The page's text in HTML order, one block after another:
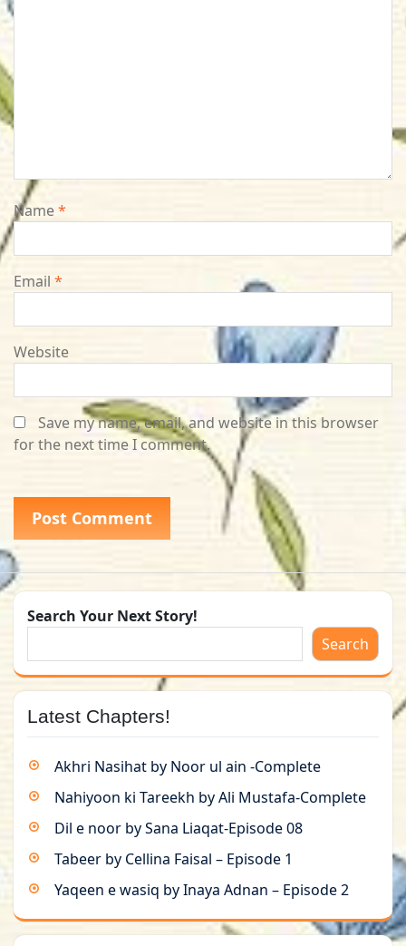
Name*
Email *
Website
Save my name, email, and website in this browser
for the next time I comment.
Search Your Next Story!
Search
Latest Chapters!
Akhri Nasihat by Noor ul ain -Complete
Nahiyoon ki Tareekh by Ali Mustafa-Complete
Dil e noor by Sana Liaqat-Episode 08
Tabeer by Cellina Faisal – Episode 1
Yaqeen e wasiq by Inaya Adnan – Episode 2